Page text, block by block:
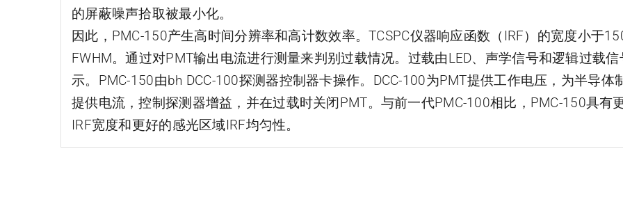
的屏蔽噪声拾取被最小化。
因此，PMC-150产生高时间分辨率和高计数效率。TCSPC仪器响应函数（IRF）的宽度小于
FWHM。通过对PMT输出电流进行测量来判别过载情况。过载由LED、声学信号和逻辑过载信
示。PMC-150由bh DCC-100探测器控制器卡操作。DCC-100为PMT提供工作电压，为半导体
提供电流，控制探测器增益，并在过载时关闭PMT。与前一代PMC-100相比，PMC-150具有
IRF宽度和更好的感光区域IRF均匀性。